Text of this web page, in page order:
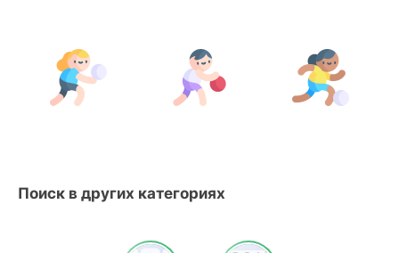
Поиск в других категориях